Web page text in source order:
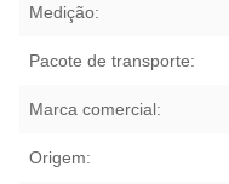
Medição:
Pacote de transporte:
Marca comercial:
Origem: